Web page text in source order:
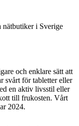
nätbutiker i Sverige
och enklare sätt att
svårt för tabletter eller
en aktiv livsstil eller
till frukosten. Vårt
2024.